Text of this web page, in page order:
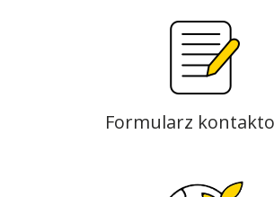
Formularz